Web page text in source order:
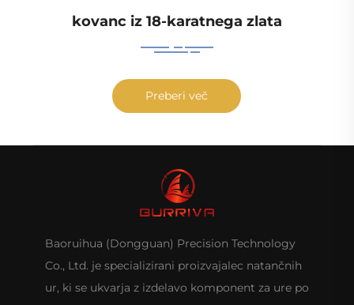
kovanc iz 18-karatnega zlata
Preberi več
Baoruihua (Dongguan) Precision Technology
Co., Ltd. je specializirani proizvajalec natančnih
ur, ki se ukvarja z izdelavo komponent za ure po